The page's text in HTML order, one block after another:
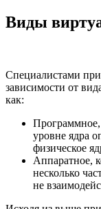
Виды
Специалистами
зависимости от
как:
Программное,
уровне ядра
физическое
Аппаратное,
несколько
не